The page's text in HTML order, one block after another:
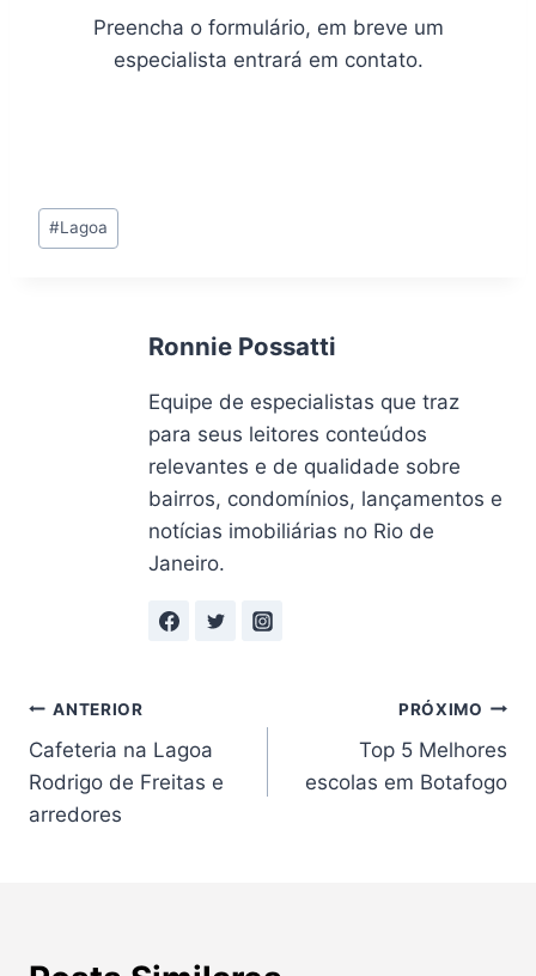
Preencha o formulário, em breve um
especialista entrará em contato.
Tags
do
#Lagoa
Ronnie Possatti
Equipe de especialistas que traz
para seus leitores conteúdos
relevantes e de qualidade sobre
bairros, condomínios, lançamentos e
notícias imobiliárias no Rio de
Janeiro.
Navegação
de
Post
ANTERIOR
Cafeteria na Lagoa
Rodrigo de Freitas e
arredores
PRÓXIMO
Top 5 Melhores
escolas em Botafogo